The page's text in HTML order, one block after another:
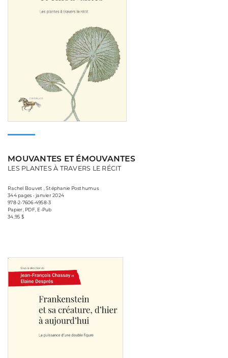
MOUVANTES ET ÉMOUVANTES
LES PLANTES À TRAVERS LE RÉCIT
Rachel Bouvet , Stéphanie Posthumus
344 pages • janvier 2024
978-2-7606-4958-3
Papier, PDF, E-Pub
34,95 $